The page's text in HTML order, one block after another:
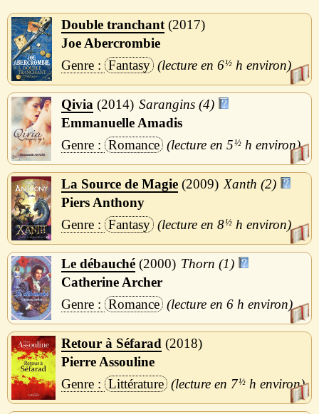
Double tranchant 2017
Joe Abercrombie
Fantasy
6½ h
Qivia 2014
Sarangins (4)
Emmanuelle Amadis
Romance
5½ h
La Source de Magie 2009
Xanth (2)
Piers Anthony
Fantasy
8½ h
Le débauché 2000
Thorn (1)
Catherine Archer
Romance
6 h
Retour à Séfarad
2018
Pierre Assouline
Littérature
7½ h